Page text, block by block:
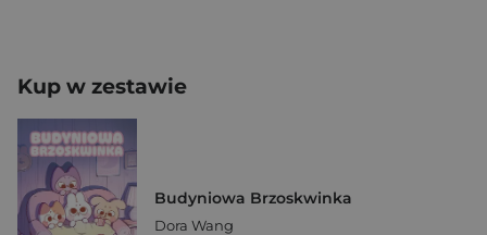
Kup w zestawie
Budyniowa Brzoskwinka
Dora Wang